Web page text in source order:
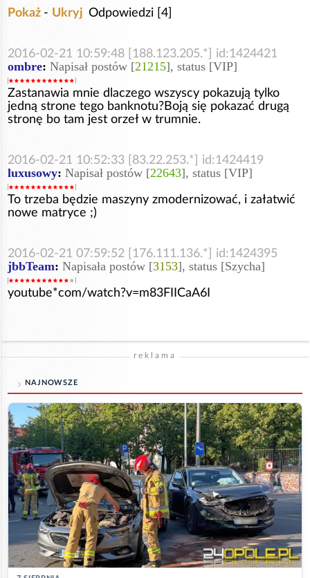
Pokaż - Ukryj Odpowiedzi [4]
2016-02-21 10:59:48 [188.123.205.*] id:1424421
ombre: Napisał postów [21215], status [VIP]
Zastanawia mnie dlaczego wszyscy pokazują tylko
jedną strone tego banknotu?Boją się pokazać drugą
stronę bo tam jest orzeł w trumnie.
2016-02-21 10:52:33 [83.22.253.*] id:1424419
luxusowy: Napisał postów [22643], status [VIP]
To trzeba będzie maszyny zmodernizować, i załatwić
nowe matryce ;)
2016-02-21 07:59:52 [176.111.136.*] id:1424395
jbbTeam: Napisała postów [3153], status [Szycha]
youtube*com/watch?v=m83FIICaA6I
reklama
NAJNOWSZE